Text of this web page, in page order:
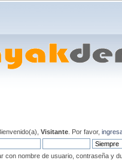
Visitante. Por favor,
con nombre de usuario, contraseña y